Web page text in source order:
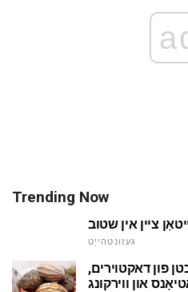
Trending Now
ציין אין שטוב
געזונטהייַט
פון דאקטוירים,
און ווירקונג